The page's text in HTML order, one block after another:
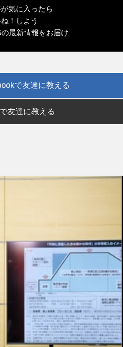
気に入ったら
！しよう
最新情報をお届け
で友達に教える
友達に教える